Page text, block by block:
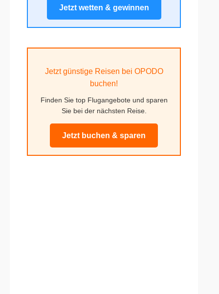
Jetzt wetten & gewinnen
Jetzt günstige Reisen bei OPODO
buchen!
Finden Sie top Flugangebote und sparen
Sie bei der nächsten Reise.
Jetzt buchen & sparen